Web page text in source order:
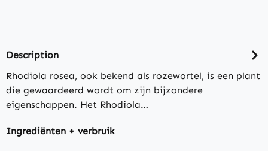
Description
Rhodiola rosea, ook bekend als rozewortel, is een plant
die gewaardeerd wordt om zijn bijzondere
eigenschappen. Het Rhodiola…
Ingrediënten + verbruik